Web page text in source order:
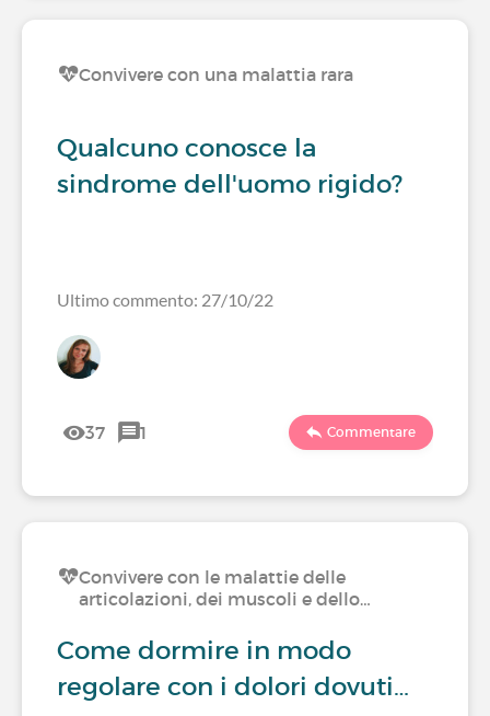
Convivere con una malattia rara
Qualcuno conosce la
sindrome dell'uomo rigido?
Ultimo commento: 27/10/22
37 1 Commentare
Convivere con le malattie delle
articolazioni, dei muscoli e dello…
Come dormire in modo
regolare con i dolori dovuti…